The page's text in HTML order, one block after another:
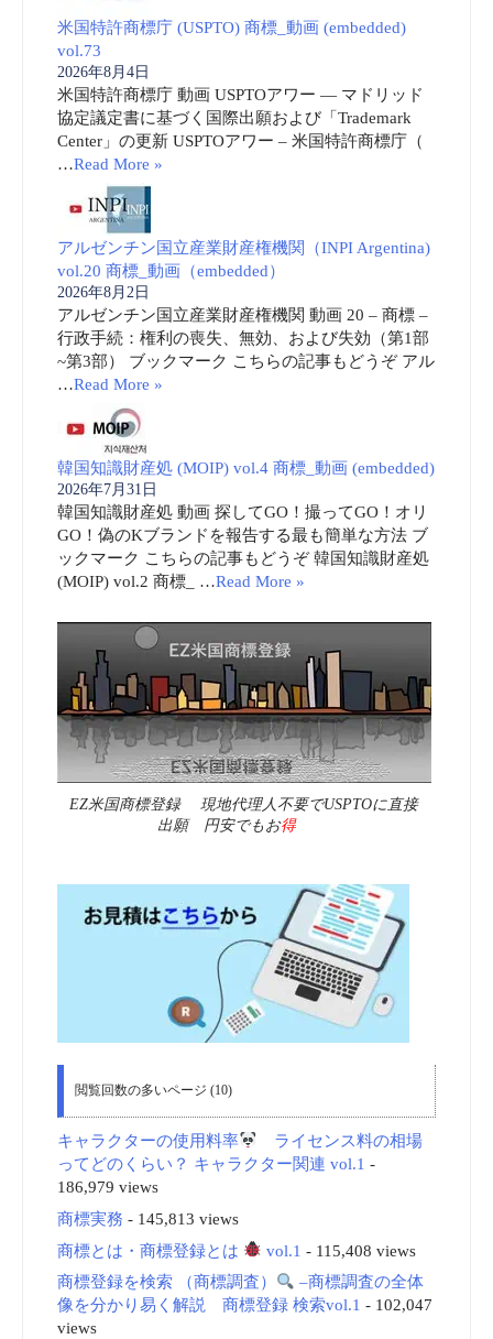
米国特許商標庁 (USPTO) 商標_動画 (embedded)
vol.73
2026年8月4日
米国特許商標庁 動画 USPTOアワー ― マドリッド
協定議定書に基づく国際出願および「Trademark
Center」の更新 USPTOアワー – 米国特許商標庁（
…Read More »
アルゼンチン国立産業財産権機関（INPI Argentina)
vol.20 商標_動画（embedded）
2026年8月2日
アルゼンチン国立産業財産権機関 動画 20 – 商標 –
行政手続：権利の喪失、無効、および失効（第1部
~第3部） ブックマーク こちらの記事もどうぞ アル
…Read More »
韓国知識財産処 (MOIP) vol.4 商標_動画 (embedded)
2026年7月31日
韓国知識財産処 動画 探してGO！撮ってGO！オリ
GO！偽のKブランドを報告する最も簡単な方法 ブ
ックマーク こちらの記事もどうぞ 韓国知識財産処
(MOIP) vol.2 商標_ …Read More »
EZ米国商標登録 現地代理人不要でUSPTOに直接
出願 円安でもお得
閲覧回数の多いページ (10)
キャラクターの使用料率
ライセンス料の相場
ってどのくらい？ キャラクター関連 vol.1 -
186,979 views
商標実務 - 145,813 views
商標とは・商標登録とは
vol.1 - 115,408 views
商標登録を検索 （商標調査）
–商標調査の全体
像を分かり易く解説 商標登録 検索vol.1 - 102,047
views